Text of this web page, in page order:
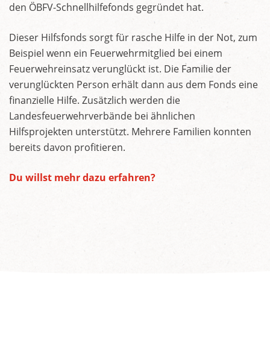
den ÖBFV-Schnellhilfefonds gegründet hat.
Dieser Hilfsfonds sorgt für rasche Hilfe in der Not, zum
Beispiel wenn ein Feuerwehrmitglied bei einem
Feuerwehreinsatz verunglückt ist. Die Familie der
verunglückten Person erhält dann aus dem Fonds eine
finanzielle Hilfe. Zusätzlich werden die
Landesfeuerwehrverbände bei ähnlichen
Hilfsprojekten unterstützt. Mehrere Familien konnten
bereits davon profitieren.
Du willst mehr dazu erfahren?